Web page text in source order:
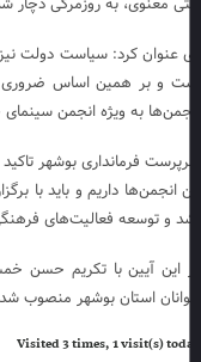
عنوان کرد: سیاست دولت نیز
و بر همین اساس ضروری
به ویژه انجمن سینمای
فرمانداری بوشهر تاکید
انجمن‌ها داریم و باید با
و توسعه فعالیت‌های فرهنگی
این آیین با تکریم حسن
استان بوشهر منصوب شد.
Visited 3 times, 1 visit(s)